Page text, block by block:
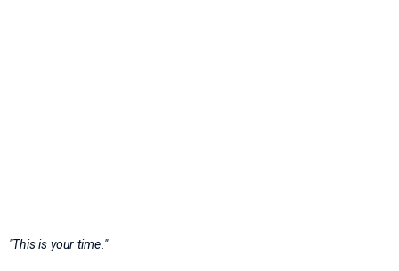
"This is your time."